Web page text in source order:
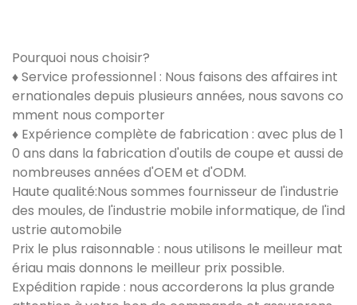
Pourquoi nous choisir?
♦ Service professionnel : Nous faisons des affaires int
ernationales depuis plusieurs années, nous savons co
mment nous comporter
♦ Expérience complète de fabrication : avec plus de 1
0 ans dans la fabrication d'outils de coupe et aussi de
nombreuses années d'OEM et d'ODM.
Haute qualité:Nous sommes fournisseur de l'industrie
des moules, de l'industrie mobile informatique, de l'ind
ustrie automobile
Prix ​​le plus raisonnable : nous utilisons le meilleur mat
ériau mais donnons le meilleur prix possible.
Expédition rapide : nous accorderons la plus grande